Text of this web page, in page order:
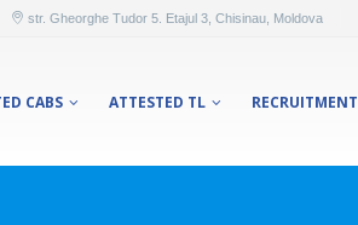
str. Gheorghe Tudor 5. Etajul 3, Chisinau, Moldova
CABS ATTESTED TL RECRUITMENT